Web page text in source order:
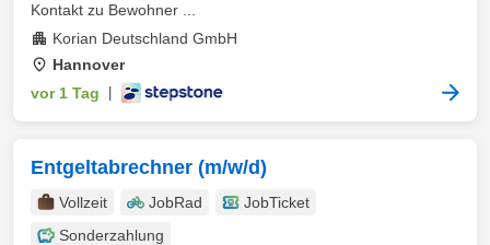
Kontakt zu Bewohner ...
Korian Deutschland GmbH
Hannover
vor 1 Tag
Entgeltabrechner (m/w/d)
Vollzeit JobRad
JobTicket
Sonderzahlung